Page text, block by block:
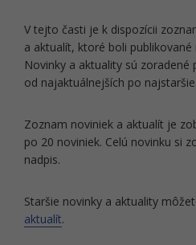
V tejto časti je k dispozícii
a aktualít, ktoré boli
Novinky a aktuality sú
od najaktuálnejších po najstaršie.
Zoznam noviniek a aktualít je
po 20 noviniek. Celú novinku si
nadpis.
Staršie novinky a aktuality
aktualít.